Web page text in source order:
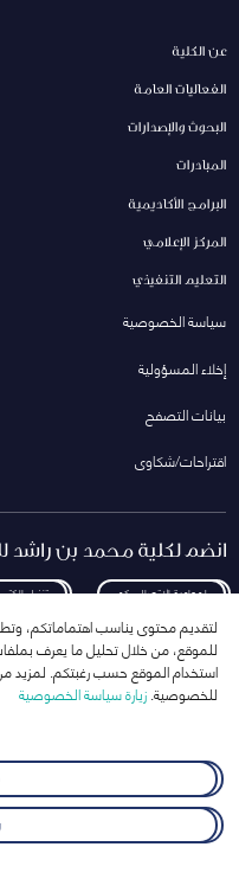
عن الكلية
الفعاليات العامة
البحوث والإصدارات
المبادرات
البرامج الأكاديمية
المركز الإعلامي
التعليم التنفيذي
سياسة الخصوصية
إخلاء المسؤولية
بيانات التصفح
اقتراحات/شكاوى
انضم لكلية محمد بن راشد
لمعاودة الاتصال بكم تنزيل
انضم إلى قائمة مراسلاتنا
لتقديم محتوى يناسب اهتماماتكم،
للموقع، من خلال تحليل ما يعرف
استخدام الموقع حسب رغبتكم. لمزيد
للخصوصية.زيارة سياسة الخصوصية